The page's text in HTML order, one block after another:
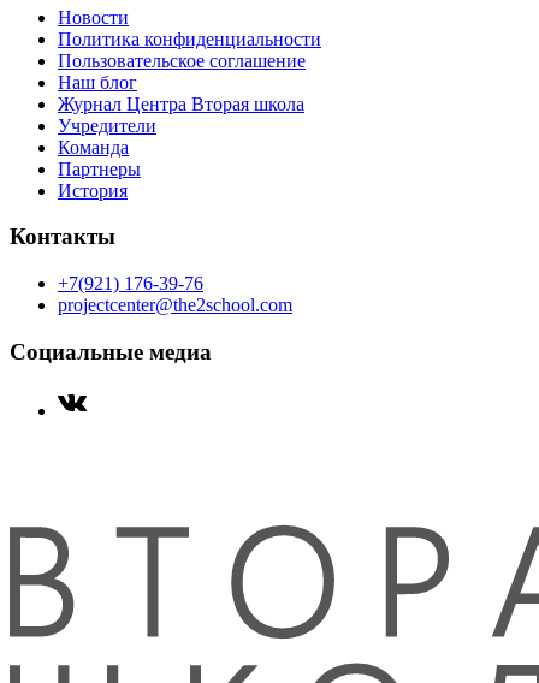
Новости
Политика конфиденциальности
Пользовательское соглашение
Наш блог
Журнал Центра Вторая школа
Учредители
Команда
Партнеры
История
Контакты
+7(921) 176-39-76
projectcenter@the2school.com
Социальные медиа